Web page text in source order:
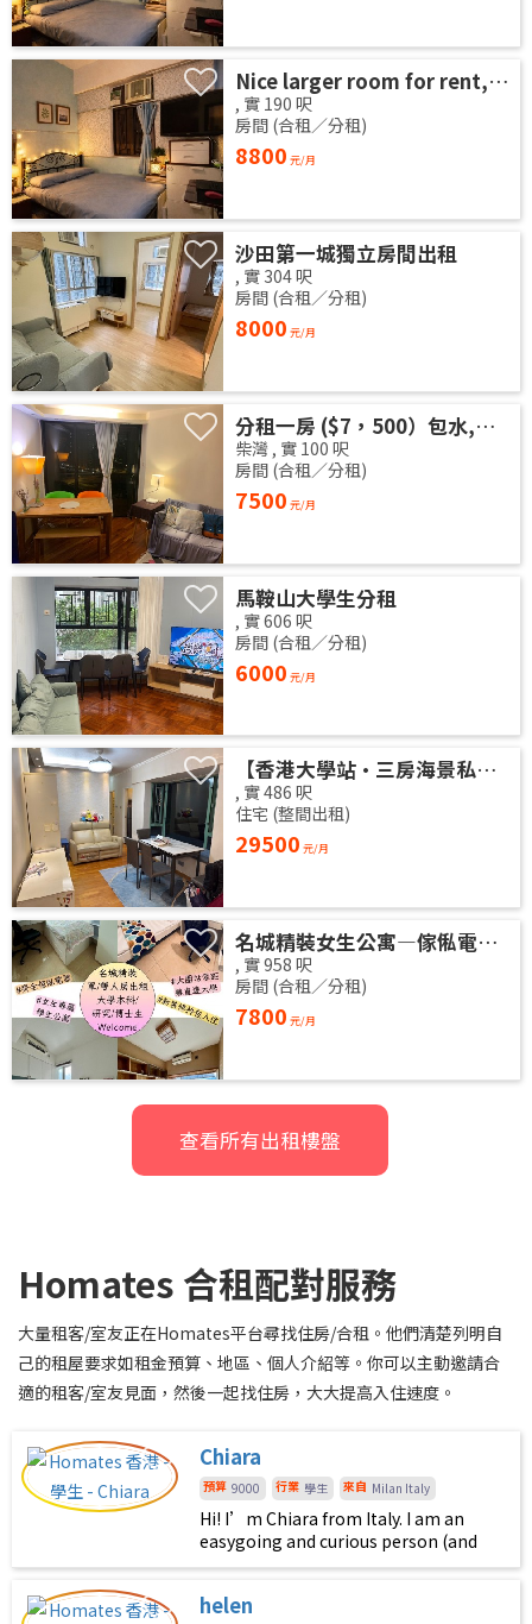
Nice larger room for rent, no commission, convenient transportation 3 minutes from Waterlooroad MTR station. .
, 實 190 呎
房間 (合租／分租)
8800 元/月
沙田第一城獨立房間出租
, 實 304呎
房間 (合租／分租)
8000 元/月
分租一房 ($7，500）包水,電 和 wifi
柴灣 , 實 100 呎
房間 (合租／分租)
7500 元/月
馬鞍山大學生分租
, 實606 呎
房間 (合租／分租)
6000 元/月
【香港大學站•三房海景私宅】高層山海雙景 港大近在咫尺 即住配置 免佣業主盤
, 實486 呎
住宅 (整間出租)
29500 元/月
名城精裝女生公寓—傢俬電器高質齊全 拎包即入住 (業主自放無佣)
, 實958 呎
房間 (合租／分租)
7800 元/月
查看所有出租樓盤
Homates 合租配對服務
大量租客/室友正在Homates平台尋找住房/合租。他們清楚列明自
己的租屋要求如租金預算、地區、個人介紹等。你可以主動邀請合
適的租客/室友見面，然後一起找住房，大大提高入住速度。
Chiara
預算 9000 行業 學生 來自 Milan Italy
Hi! I’m Chiara from Italy. I am an
easygoing and curious person (and
very chill). I’d love to live with
house comfortable, clean, and
helen